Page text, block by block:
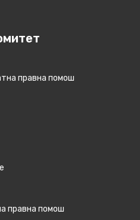
правна помош
правна помош